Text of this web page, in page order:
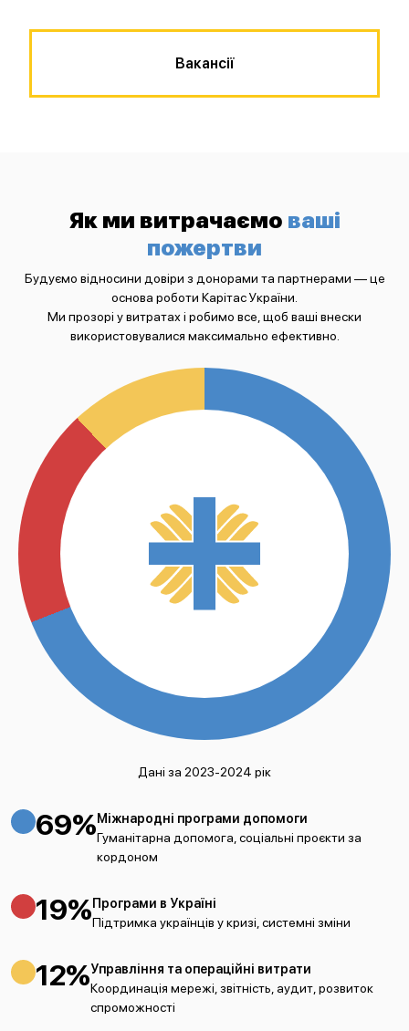
Вакансії
Як ми витрачаємо ваші
пожертви
Будуємо відносини довіри з донорами та партнерами — це
основа роботи Карітас України.
Ми прозорі у витратах і робимо все, щоб ваші внески
використовувалися максимально ефективно.
Дані за 2023-2024 рік
69%Міжнародні програми допомоги
Гуманітарна допомога, соціальні проєкти за
кордоном
19%Програми в Україні
Підтримка українців у кризі, системні зміни
12%Управління та операційні витрати
Координація мережі, звітність, аудит, розвиток
спроможності